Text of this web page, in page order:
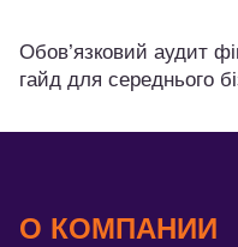
Обов’язковий аудит
гайд для середнього
О КОМПАНИИ